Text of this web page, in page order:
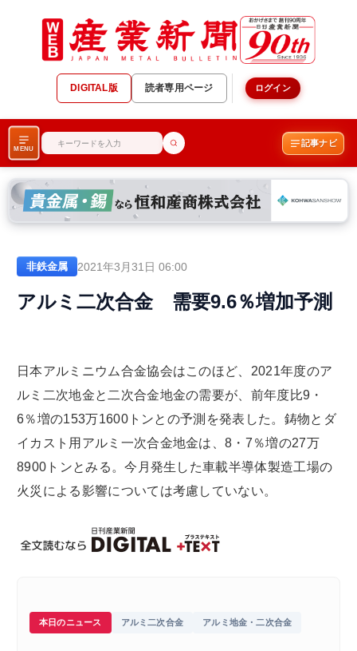
DIGITAL版 読者専用ページ ログイン
MENU
記事ナビ
非鉄金属 2021年3月31日 06:00
アルミ二次合金 需要9.6％増加予測
日本アルミニウム合金協会はこのほど、2021年度のア
ルミ二次地金と二次合金地金の需要が、前年度比9・
6％増の153万1600トンとの予測を発表した。鋳物とダ
イカスト用アルミ一次合金地金は、8・7％増の27万
8900トンとみる。今月発生した車載半導体製造工場の
火災による影響については考慮していない。
本日のニュース アルミ二次合金 アルミ地金・二次合金